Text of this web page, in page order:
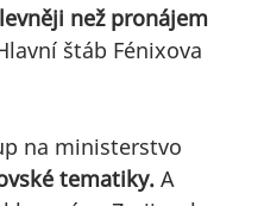
než pronájem
štáb Fénixova
na ministerstvo
tematiky. A